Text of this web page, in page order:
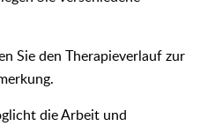
Sie den Therapieverlauf zur
die Arbeit und